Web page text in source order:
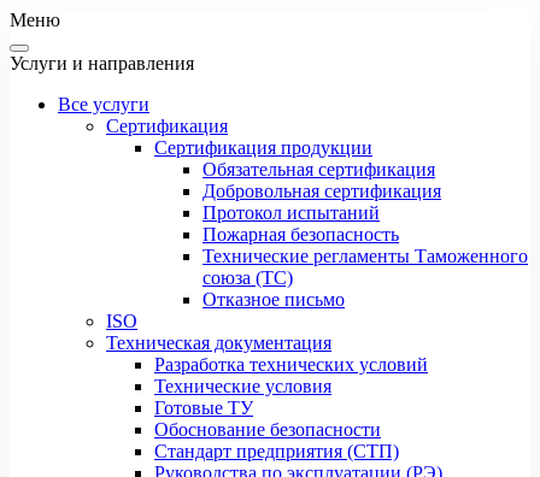
Меню
Услуги и направления
Все услуги
Сертификация
Сертификация продукции
Обязательная сертификация
Добровольная сертификация
Протокол испытаний
Пожарная безопасность
Технические регламенты Таможенного
союза (ТС)
Отказное письмо
ISO
Техническая документация
Разработка технических условий
Технические условия
Готовые ТУ
Обоснование безопасности
Стандарт предприятия (СТП)
Руководства по эксплуатации (РЭ)